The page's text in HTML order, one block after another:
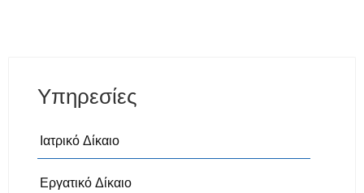
Υπηρεσίες
Ιατρικό Δίκαιο
Εργατικό Δίκαιο